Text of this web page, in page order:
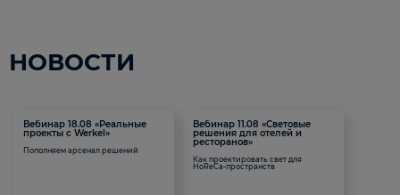
НОВОСТИ
Вебинар 18.08 «Реальные
проекты с Werkel»
Пополняем арсенал решений
Вебинар 11.08 «Световые
решения для отелей и
ресторанов»
Как проектировать свет для
HoReCa-пространств